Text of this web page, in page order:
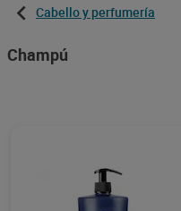
Cabello y perfumería
Champú